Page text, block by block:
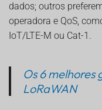
dados; outros
operadora e QoS,
IoT/LTE-M ou Cat-1.
Os 6 melhores
LoRaWAN